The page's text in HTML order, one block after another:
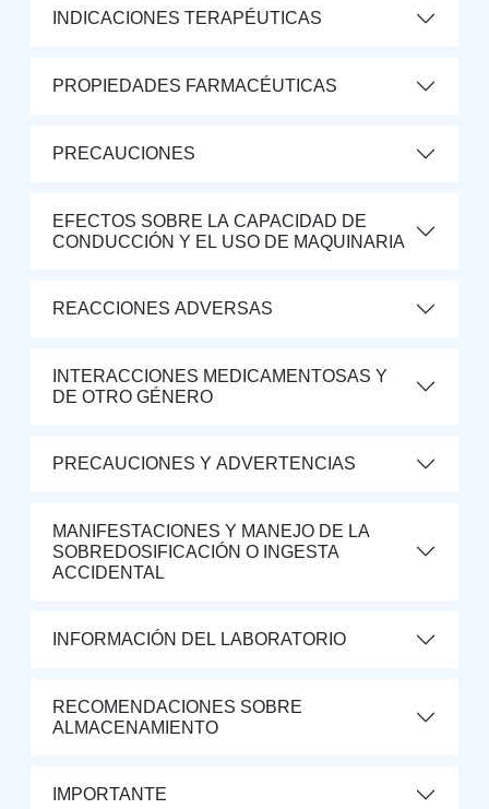
INDICACIONES TERAPÉUTICAS
PROPIEDADES FARMACÉUTICAS
PRECAUCIONES
EFECTOS SOBRE LA CAPACIDAD DE
CONDUCCIÓN Y EL USO DE MAQUINARIA
REACCIONES ADVERSAS
INTERACCIONES MEDICAMENTOSAS Y
DE OTRO GÉNERO
PRECAUCIONES Y ADVERTENCIAS
MANIFESTACIONES Y MANEJO DE LA
SOBREDOSIFICACIÓN O INGESTA
ACCIDENTAL
INFORMACIÓN DEL LABORATORIO
RECOMENDACIONES SOBRE
ALMACENAMIENTO
IMPORTANTE